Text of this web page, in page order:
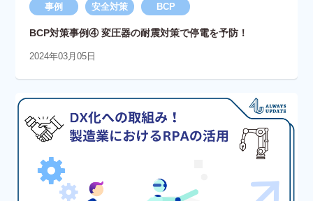
事例 安全対策 BCP
BCP対策事例④ 変圧器の耐震対策で停電を予防！
2024年03月05日